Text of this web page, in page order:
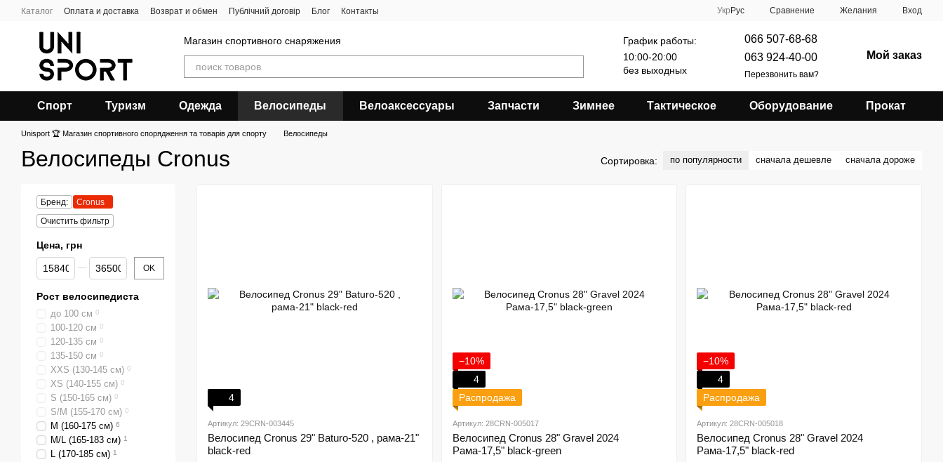
Перейти к основному контенту
Каталог Оплата и доставка Возврат и обмен Публічний договір Блог Контакты Укр Рус Сравнение Желания Вход
Магазин спортивного снаряжения
График работы:
10:00-20:00
без выходных
066 507-68-68
063 924-40-00
Перезвонить вам?
Мой заказ
Спорт Туризм Одежда Велосипеды Велоаксессуары Запчасти Зимнее Тактическое Оборудование Прокат
Unisport 🏆 Магазин спортивного спорядження та товарів для спорту Велосипеды
Велосипеды Cronus Сортировка: по популярности сначала дешевле сначала дороже
4
Артикул: 29CRN-003445
Велосипед Cronus 29" Baturo-520 , рама-21"
black-red
−10%
4
Распродажа
Артикул: 28CRN-005017
Велосипед Cronus 28" Gravel 2024
Рама-17,5" black-green
−10%
4
Распродажа
Артикул: 28CRN-005018
Велосипед Cronus 28" Gravel 2024
Рама-17,5" black-red
Бренд:
Cronus
Очистить фильтр
Цена, грн
От Цена, грн
До Цена, грн OK
Рост велосипедиста
до 100 см 0
100-120 см 0
120-135 см 0
135-150 см 0
ХХS (130-145 см) 0
XS (140-155 см) 0
S (150-165 см) 0
S/M (155-170 см) 0
M (160-175 см) 6
M/L (165-183 см) 1
L (170-185 см) 1